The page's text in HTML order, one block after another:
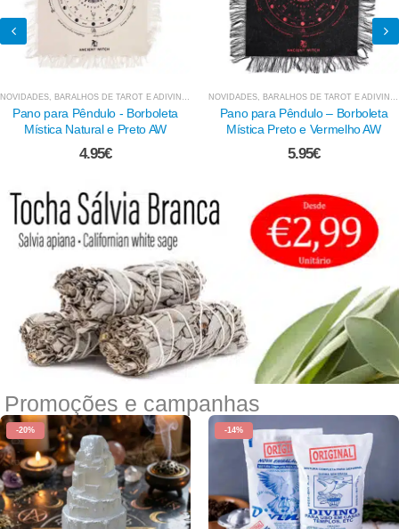
NOVIDADES, BARALHOS DE TAROT E ADIVINHAÇÃO ,PÊNDULOS (RADIESTESIA)
Pano para Pêndulo - Borboleta
Mística Natural e Preto AW
4.95€
NOVIDADES, BARALHOS DE TAROT E ADIVINHAÇÃO
Pano para Pêndulo – Borboleta
Mística Preto e Vermelho AW
5.95€
Promoções e campanhas
-20% -14%